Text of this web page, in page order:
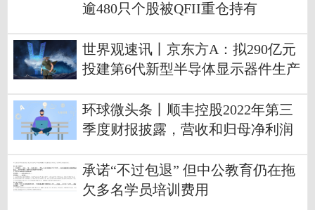
逾480只个股被QFII重仓持有
世界观速讯丨京东方A：拟290亿元
投建第6代新型半导体显示器件生产
环球微头条丨顺丰控股2022年第三
季度财报披露，营收和归母净利润
承诺“不过包退” 但中公教育仍在拖
欠多名学员培训费用